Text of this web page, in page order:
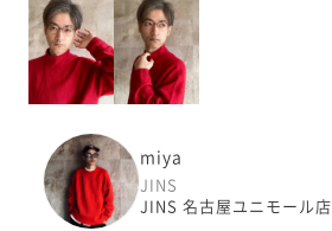
miya
JINS
JINS 名古屋ユニモール店